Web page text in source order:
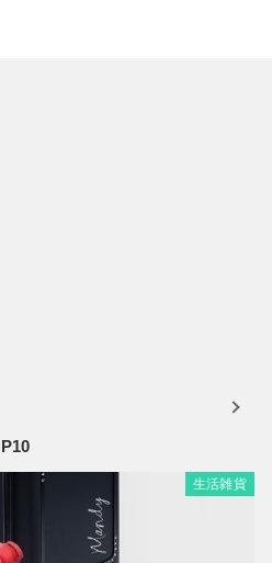
生活雑貨